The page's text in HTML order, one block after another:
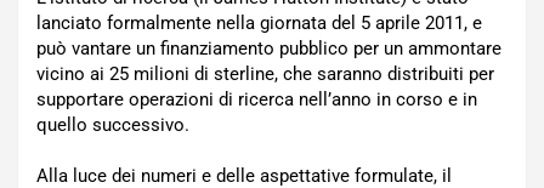
lanciato formalmente nella giornata del 5 aprile 2011, e
può vantare un finanziamento pubblico per un ammontare
vicino ai 25 milioni di sterline, che saranno distribuiti per
supportare operazioni di ricerca nell’anno in corso e in
quello successivo.
Alla luce dei numeri e delle aspettative formulate, il